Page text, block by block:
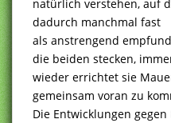
natürlich verstehen, auf
dadurch manchmal fast
als anstrengend
die beiden stecken,
wieder errichtet sie
gemeinsam voran zu
Die Entwicklungen